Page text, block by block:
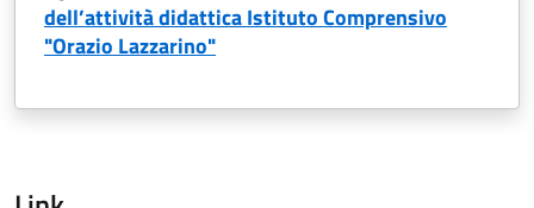
dell’attività didattica Istituto Comprensivo
"Orazio Lazzarino"